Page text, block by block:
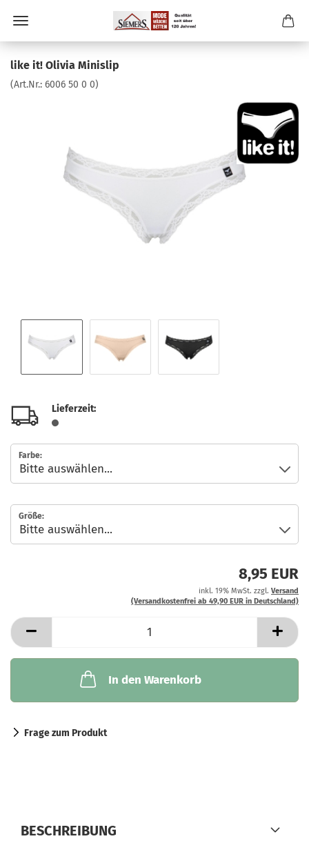
like it! Olivia Minislip
(Art.Nr.: 6006 50 0 0)
Lieferzeit:
Farbe:
Größe:
8,95 EUR
inkl. 19% MwSt. zzgl. Versand
(Versandkostenfrei ab 49,90 EUR in Deutschland)
In den Warenkorb
Frage zum Produkt
BESCHREIBUNG